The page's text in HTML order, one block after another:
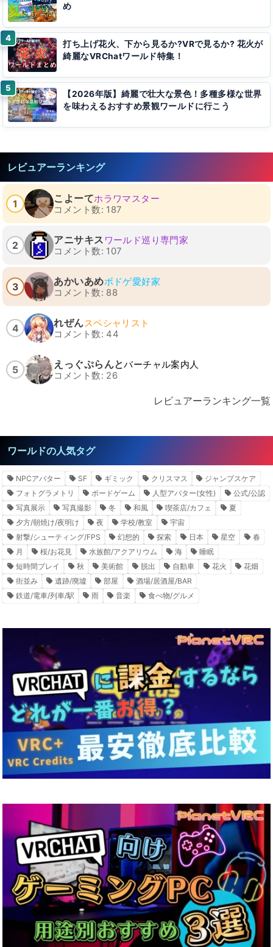
め
打ち上げ花火、下から見るか?VRで見るか? 花火が
綺麗なVRChatワールド特集！
【2026年版】綺麗で壮大な景色！多種多様な世界
を味わえるおすすめ景観ワールドに行こう
レビュアーランキング
1 こよーてホラワマスター
コメント数: 187
2 アニサキス ワールド巡り専門家
コメント数: 107
3 あかいあめボドゲ愛好家
コメント数: 88
4 れぜんスペシャリスト
コメント数: 44
5 えっぐぷらんとバーチャル案内人
コメント数: 26
レビュアーランキング一覧
ワールドの人気タグ
NPCアバター SF ギミック クリスマス
ジャンプスケア
フォトグラメトリ
ボードゲーム 人型アバター(女性)
公式/公認
写真展示
写真撮影 冬 和風 喫茶店/カフェ
夏
夕方/朝焼け/夜明け
夜 学校/教室
宇宙
射撃/シューティング/FPS
幻想的 探索 日本 星空
春
月
桜/お花見 水族館/アクアリウム 海
睡眠
短時間プレイ
秋 美術館 脱出 自動車 花火
花畑
街並み
遺跡/廃墟 部屋
酒場/居酒屋/BAR
鉄道/電車/列車/駅
雨 音楽 食べ物/グルメ